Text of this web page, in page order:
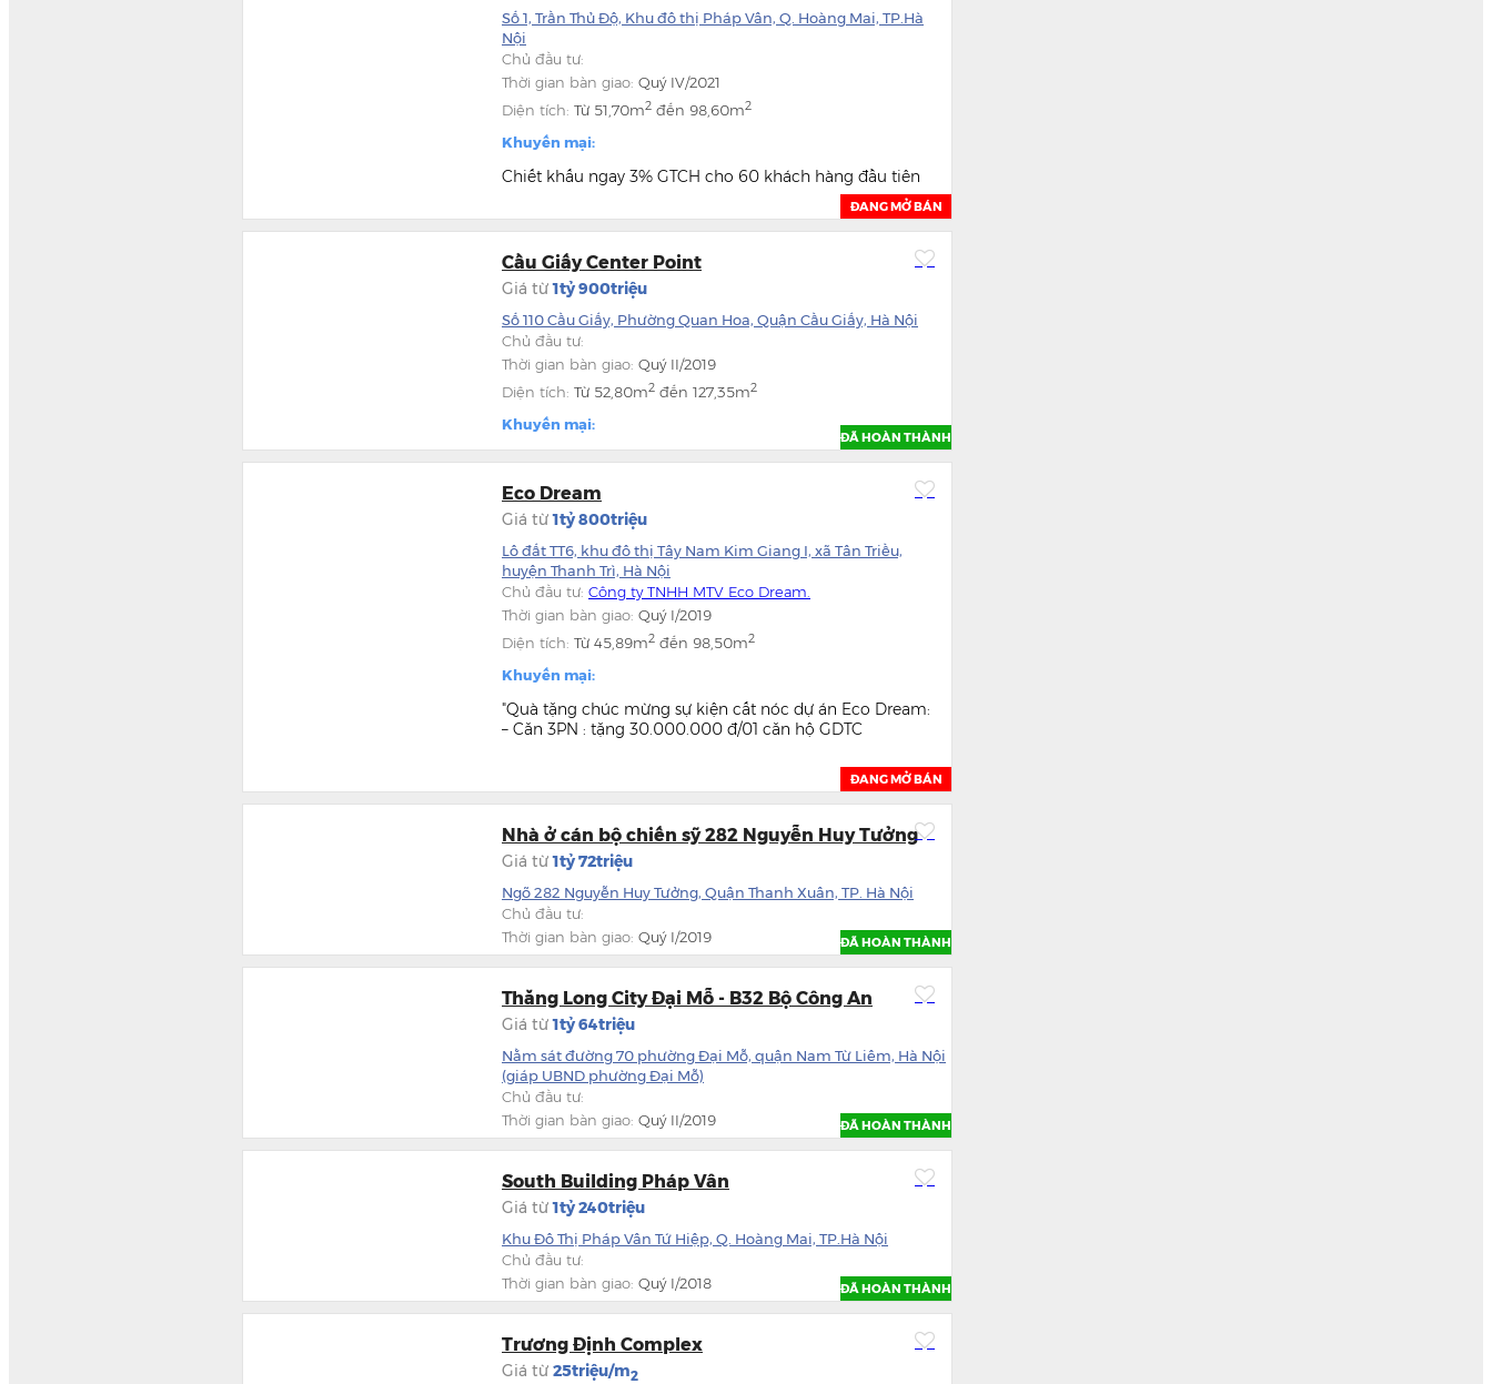
Số 1, Trần Thủ Độ, Khu đô thị Pháp Vân, Q. Hoàng Mai, TP.Hà
Nội
Chủ đầu tư:
ĐANG MỞ BÁN
Thời gian bàn giao: Quý IV/2021
Diện tích: Từ 51,70m2 đến 98,60m2
Khuyến mại:
Chiết khấu ngay 3% GTCH cho 60 khách hàng đầu tiên
Cầu Giấy Center Point
Giá từ 1tỷ 900triệu
Số 110 Cầu Giấy, Phường Quan Hoa, Quận Cầu Giấy, Hà Nội
Chủ đầu tư:
ĐÃ HOÀN THÀNH
Thời gian bàn giao: Quý II/2019
Diện tích: Từ 52,80m2 đến 127,35m2
Khuyến mại:
Eco Dream
Giá từ 1tỷ 800triệu
Lô đất TT6, khu đô thị Tây Nam Kim Giang I, xã Tân Triều,
huyện Thanh Trì, Hà Nội
Chủ đầu tư: Công ty TNHH MTV Eco Dream.
ĐANG MỞ BÁN
Thời gian bàn giao: Quý I/2019
Diện tích: Từ45,89m2 đến 98,50m2
Khuyến mại:
"Quà tặng chúc mừng sự kiện cất nóc dự án Eco Dream:
– Căn 3PN : tặng 30.000.000 đ/01 căn hộ GDTC
Nhà ở cán bộ chiến sỹ 282 Nguyễn Huy Tưởng
Giá từ 1tỷ 72triệu
Ngõ 282 Nguyễn Huy Tưởng, Quận Thanh Xuân, TP. Hà Nội
Chủ đầu tư:
ĐÃ HOÀN THÀNH
Thời gian bàn giao: Quý I/2019
Thăng Long City Đại Mỗ - B32 Bộ Công An
Giá từ 1tỷ 64triệu
Nằm sát đường 70 phường Đại Mỗ, quận Nam Từ Liêm, Hà Nội
(giáp UBND phường Đại Mỗ)
Chủ đầu tư:
ĐÃ HOÀN THÀNH
Thời gian bàn giao: Quý II/2019
South Building Pháp Vân
Giá từ 1tỷ 240triệu
Khu Đô Thị Pháp Vân Tứ Hiệp, Q. Hoàng Mai, TP.Hà Nội
Chủ đầu tư:
ĐÃ HOÀN THÀNH
Thời gian bàn giao: Quý I/2018
Trương Định Complex
Giá từ 25triệu/m2